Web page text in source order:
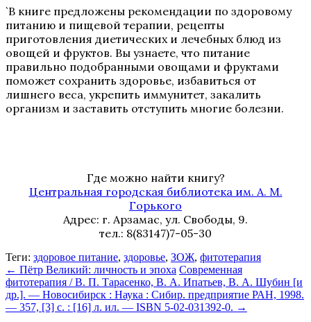
`В книге предложены рекомендации по здоровому
питанию и пищевой терапии, рецепты
приготовления диетических и лечебных блюд из
овощей и фруктов. Вы узнаете, что питание
правильно подобранными овощами и фруктами
поможет сохранить здоровье, избавиться от
лишнего веса, укрепить иммунитет, закалить
организм и заставить отступить многие болезни.
Где можно найти книгу?
Центральная городская библиотека им. А. М.
Горького
Адрес: г. Арзамас, ул. Свободы, 9.
тел.: 8(83147)7-05-30
Теги: здоровое питание, здоровье, ЗОЖ, фитотерапия
← Пётр Великий: личность и эпоха Современная
фитотерапия / В. П. Тарасенко, В. А. Ипатьев, В. А. Шубин [и
др.]. — Новосибирск : Наука : Сибир. предприятие РАН, 1998.
— 357, [3] с. : [16] л. ил. — ISBN 5-02-031392-0. →